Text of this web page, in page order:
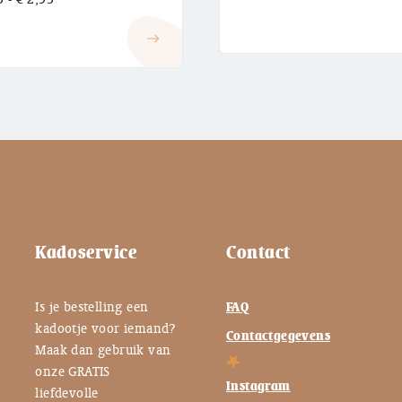
east
Kadoservice
Is je bestelling een
kadootje voor iemand?
Maak dan gebruik van
onze GRATIS
liefdevolle
Contact
FAQ
Contactgegevens
Instagram